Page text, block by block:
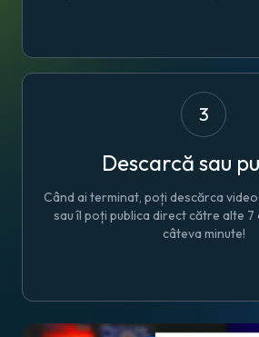
3
Descarcă sau
Când ai terminat, poți descărca
sau îl poți publica direct către alte
câteva minute!